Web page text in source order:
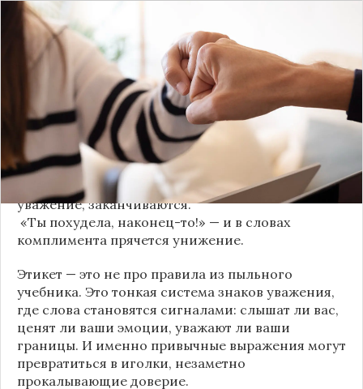
Мы часто думаем, что доверие рушится из-за
серьёзных предательств. Но на самом деле оно
трещит по швам гораздо раньше — в момент,
когда в разговоре звучит невинная на первый
взгляд фраза. Подробнее об этом рассказывает
«Этикет и психология общения» на Дзене.
«Да я никому не расскажу, правда». И через пару
дней вашу историю пересказывает другой
человек.
«Хватит ныть» — и разговор, а вместе с ним
уважение, заканчиваются.
«Ты похудела, наконец-то!» — и в словах
комплимента прячется унижение.
Этикет — это не про правила из пыльного
учебника. Это тонкая система знаков уважения,
где слова становятся сигналами: слышат ли вас,
ценят ли ваши эмоции, уважают ли ваши
границы. И именно привычные выражения могут
превратиться в иголки, незаметно
прокалывающие доверие.